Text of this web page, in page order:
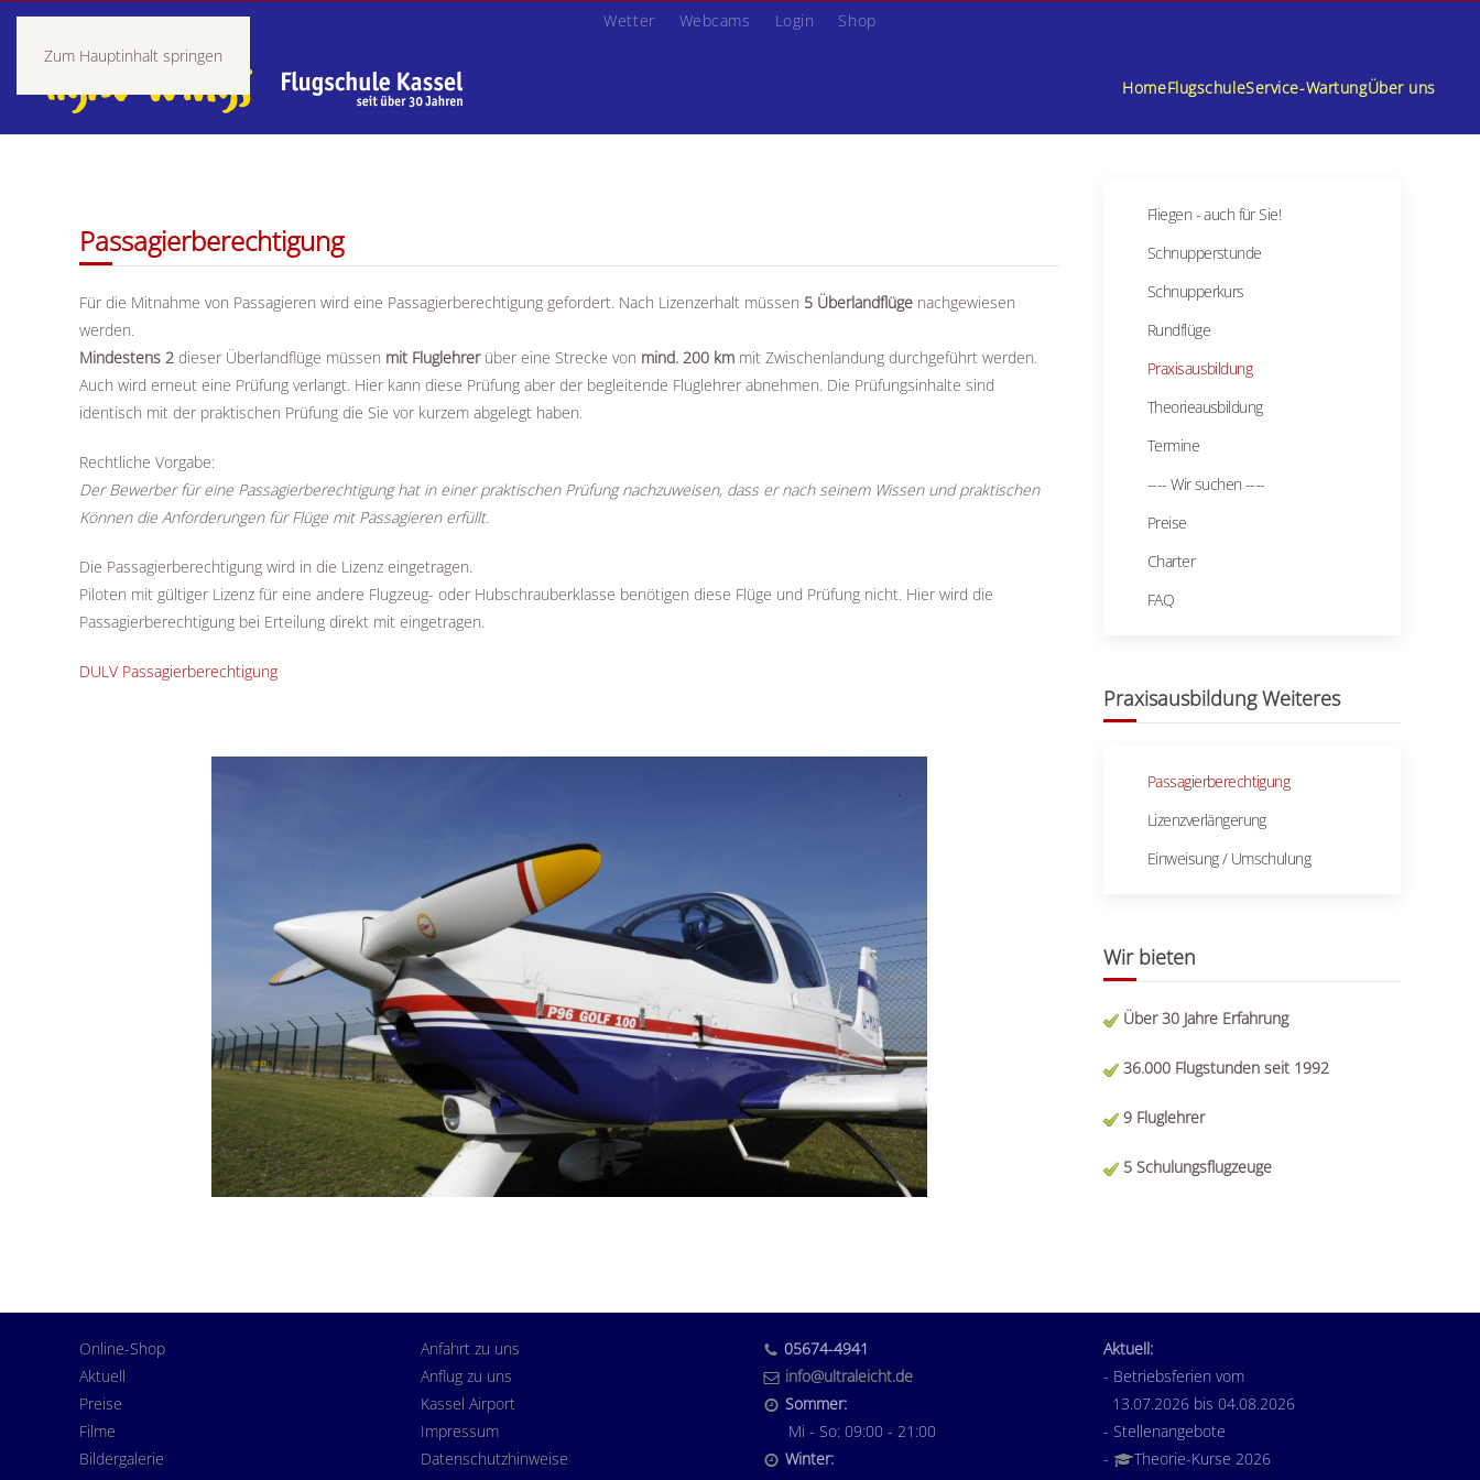
Zum Hauptinhalt springen
Wetter Webcams Login Shop
HomeFlugschuleService-WartungÜber uns
Passagierberechtigung
Für die Mitnahme von Passagieren wird eine Passagierberechtigung gefordert. Nach Lizenzerhalt müssen 5 Überlandflüge nachgewiesen
werden.
Mindestens 2 dieser Überlandflüge müssen mit Fluglehrer über eine Strecke von mind. 200 km mit Zwischenlandung durchgeführt werden.
Auch wird erneut eine Prüfung verlangt. Hier kann diese Prüfung aber der begleitende Fluglehrer abnehmen. Die Prüfungsinhalte sind
identisch mit der praktischen Prüfung die Sie vor kurzem abgelegt haben.
Rechtliche Vorgabe:
Der Bewerber für eine Passagierberechtigung hat in einer praktischen Prüfung nachzuweisen, dass er nach seinem Wissen und praktischen
Können die Anforderungen für Flüge mit Passagieren erfüllt.
Die Passagierberechtigung wird in die Lizenz eingetragen.
Piloten mit gültiger Lizenz für eine andere Flugzeug- oder Hubschrauberklasse benötigen diese Flüge und Prüfung nicht. Hier wird die
Passagierberechtigung bei Erteilung direkt mit eingetragen.
DULV Passagierberechtigung
Fliegen - auch für Sie!
Schnupperstunde
Schnupperkurs
Rundflüge
Praxisausbildung
Theorieausbildung
Termine
---- Wir suchen ----
Preise
Charter
FAQ
Praxisausbildung Weiteres
Passagierberechtigung
Lizenzverlängerung
Einweisung / Umschulung
Wir bieten
Über 30 Jahre Erfahrung
36.000 Flugstunden seit 1992
9 Fluglehrer
5 Schulungsflugzeuge
Online-Shop
Aktuell
Preise
Filme
Bildergalerie
Anfahrt zu uns
Anflug zu uns
Kassel Airport
Impressum
Datenschutzhinweise
05674-4941
info@ultraleicht.de
Sommer:
Mi - So: 09:00 - 21:00
Winter:
Aktuell:
- Betriebsferien vom
13.07.2026 bis 04.08.2026
- Stellenangebote
-
Theorie-Kurse 2026